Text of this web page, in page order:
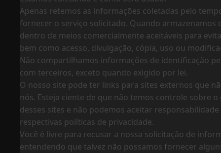
Apenas retemos as informações coletadas pelo
fornecer o serviço solicitado. Quando armazenamos
dentro de meios comercialmente aceitáveis ​​para
bem como acesso, divulgação, cópia, uso ou
Não compartilhamos informações de identificação
com terceiros, exceto quando exigido por lei.
O nosso site pode ter links para sites externos que
nós. Esteja ciente de que não temos controle sobre
desses sites e não podemos aceitar
respectivas políticas de privacidade.
Você é livre para recusar a nossa solicitação de
entendendo que talvez não possamos fornecer